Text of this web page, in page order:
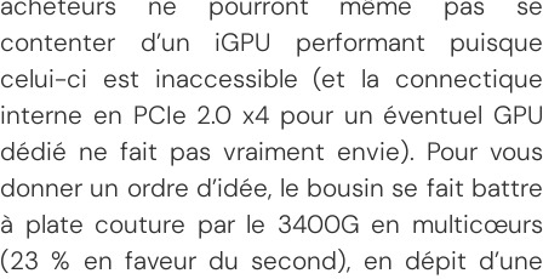
contenter d’un iGPU performant puisque
celui-ci est inaccessible (et la connectique
interne en PCIe 2.0 x4 pour un éventuel GPU
dédié ne fait pas vraiment envie). Pour vous
donner un ordre d’idée, le bousin se fait battre
à plate couture par le 3400G en multicœurs
(23 % en faveur du second), en dépit d’une